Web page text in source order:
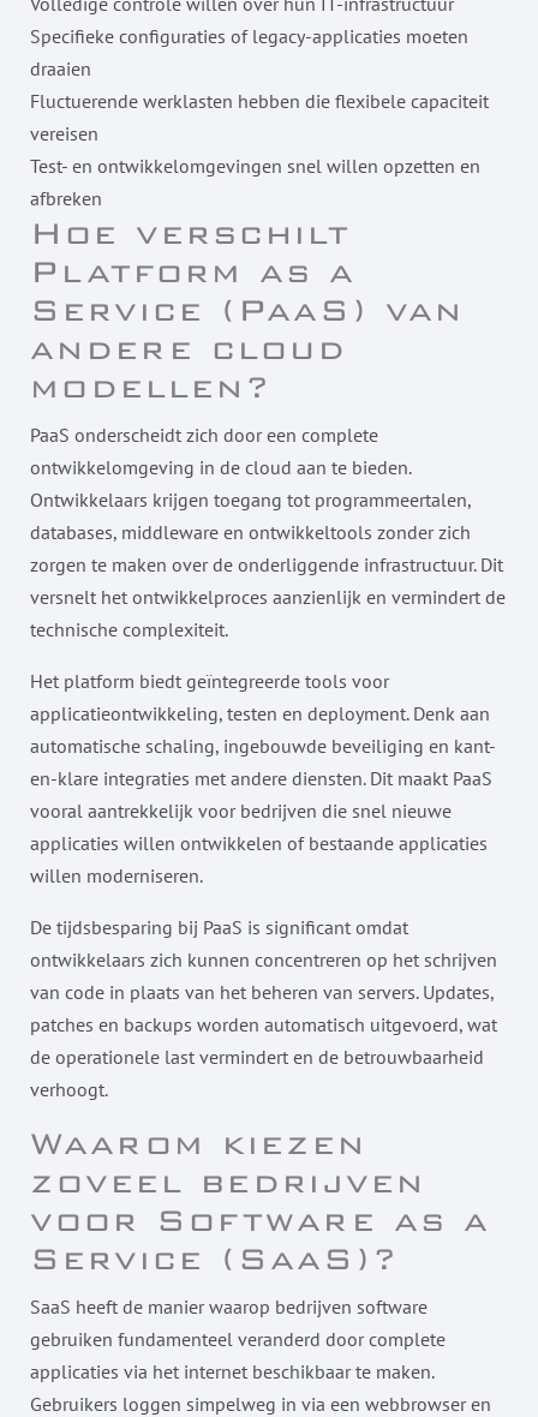
Specifieke configuraties of legacy-applicaties moeten
draaien
Fluctuerende werklasten hebben die flexibele capaciteit
vereisen
Test- en ontwikkelomgevingen snel willen opzetten en
afbreken
Hoe verschilt
Platform as a
Service (PaaS) van
andere cloud
modellen?
PaaS onderscheidt zich door een complete
ontwikkelomgeving in de cloud aan te bieden.
Ontwikkelaars krijgen toegang tot programmeertalen,
databases, middleware en ontwikkeltools zonder zich
zorgen te maken over de onderliggende infrastructuur. Dit
versnelt het ontwikkelproces aanzienlijk en vermindert de
technische complexiteit.
Het platform biedt geïntegreerde tools voor
applicatieontwikkeling, testen en deployment. Denk aan
automatische schaling, ingebouwde beveiliging en kant-
en-klare integraties met andere diensten. Dit maakt PaaS
vooral aantrekkelijk voor bedrijven die snel nieuwe
applicaties willen ontwikkelen of bestaande applicaties
willen moderniseren.
De tijdsbesparing bij PaaS is significant omdat
ontwikkelaars zich kunnen concentreren op het schrijven
van code in plaats van het beheren van servers. Updates,
patches en backups worden automatisch uitgevoerd, wat
de operationele last vermindert en de betrouwbaarheid
verhoogt.
Waarom kiezen
zoveel bedrijven
voor Software as a
Service (SaaS)?
SaaS heeft de manier waarop bedrijven software
gebruiken fundamenteel veranderd door complete
applicaties via het internet beschikbaar te maken.
Gebruikers loggen simpelweg in via een webbrowser en